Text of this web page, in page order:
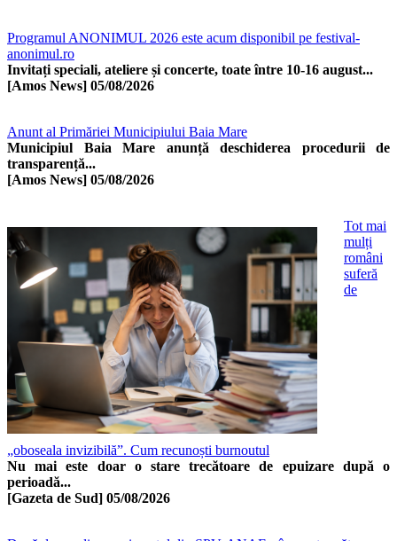
Programul ANONIMUL 2026 este acum disponibil pe festival-
anonimul.ro
Invitați speciali, ateliere și concerte, toate între 10-16 august...
[Amos News] 05/08/2026
Anunt al Primăriei Municipiului Baia Mare
Municipiul Baia Mare anunță deschiderea procedurii de
transparență...
[Amos News] 05/08/2026
Tot mai
mulți
români
suferă
de
„oboseala invizibilă”. Cum recunoști burnoutul
Nu mai este doar o stare trecătoare de epuizare după o
perioadă...
[Gazeta de Sud] 05/08/2026